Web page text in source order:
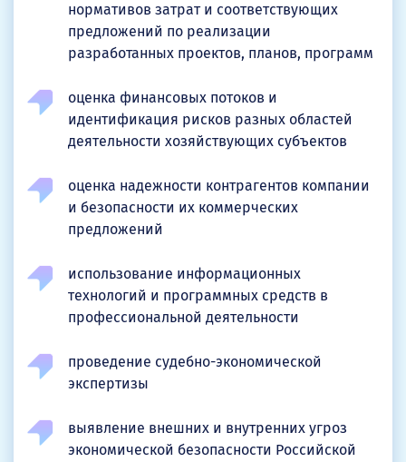
нормативов затрат и соответствующих
предложений по реализации
разработанных проектов, планов, программ
оценка финансовых потоков и
идентификация рисков разных областей
деятельности хозяйствующих субъектов
оценка надежности контрагентов компании
и безопасности их коммерческих
предложений
использование информационных
технологий и программных средств в
профессиональной деятельности
проведение судебно-экономической
экспертизы
выявление внешних и внутренних угроз
экономической безопасности Российской